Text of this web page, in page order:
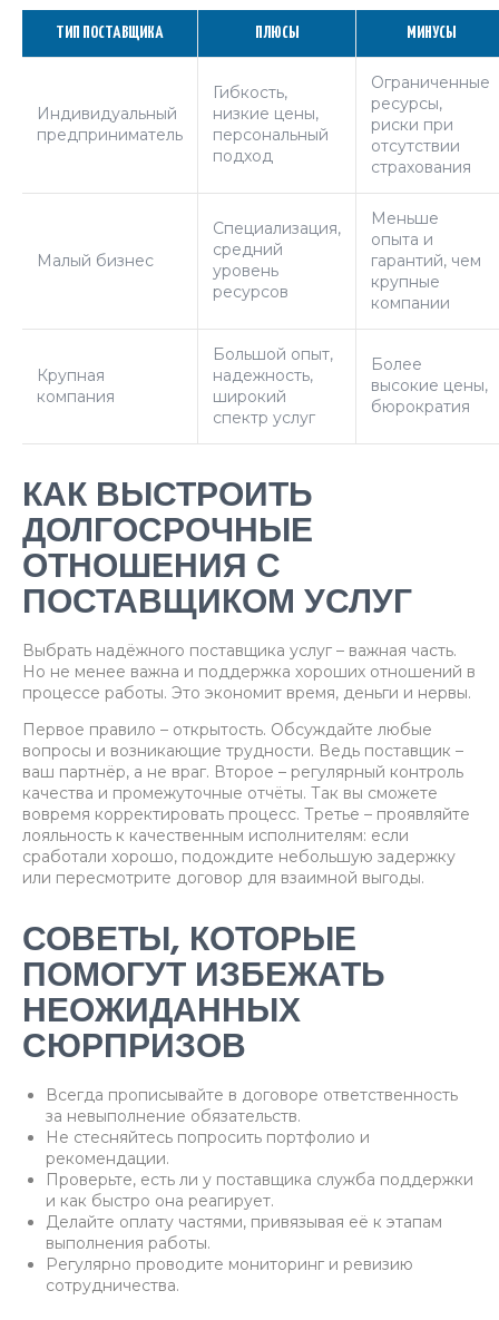
ТИП ПОСТАВЩИКА ПЛЮСЫ МИНУСЫ
Индивидуальный
предприниматель
Гибкость,
низкие цены,
персональный
подход
Ограниченные
ресурсы,
риски при
отсутствии
страхования
Малый бизнес
Специализация,
средний
уровень
ресурсов
Меньше
опыта и
гарантий, чем
крупные
компании
Крупная
компания
Большой опыт,
надежность,
широкий
спектр услуг
Более
высокие цены,
бюрократия
КАК ВЫСТРОИТЬ
ДОЛГОСРОЧНЫЕ
ОТНОШЕНИЯ С
ПОСТАВЩИКОМ УСЛУГ
Выбрать надёжного поставщика услуг – важная часть.
Но не менее важна и поддержка хороших отношений в
процессе работы. Это экономит время, деньги и нервы.
Первое правило – открытость. Обсуждайте любые
вопросы и возникающие трудности. Ведь поставщик –
ваш партнёр, а не враг. Второе – регулярный контроль
качества и промежуточные отчёты. Так вы сможете
вовремя корректировать процесс. Третье – проявляйте
лояльность к качественным исполнителям: если
сработали хорошо, подождите небольшую задержку
или пересмотрите договор для взаимной выгоды.
СОВЕТЫ, КОТОРЫЕ
ПОМОГУТ ИЗБЕЖАТЬ
НЕОЖИДАННЫХ
СЮРПРИЗОВ
Всегда прописывайте в договоре ответственность
за невыполнение обязательств.
Не стесняйтесь попросить портфолио и
рекомендации.
Проверьте, есть ли у поставщика служба поддержки
и как быстро она реагирует.
Делайте оплату частями, привязывая её к этапам
выполнения работы.
Регулярно проводите мониторинг и ревизию
сотрудничества.